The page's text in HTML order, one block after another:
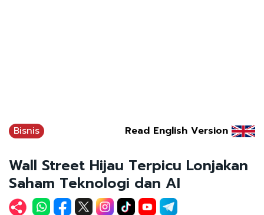
Bisnis Read English Version
Wall Street Hijau Terpicu Lonjakan
Saham Teknologi dan AI